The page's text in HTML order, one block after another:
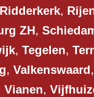
Ridderkerk,
ZH,
, Tegelen,
, Valkenswaard
Vianen,